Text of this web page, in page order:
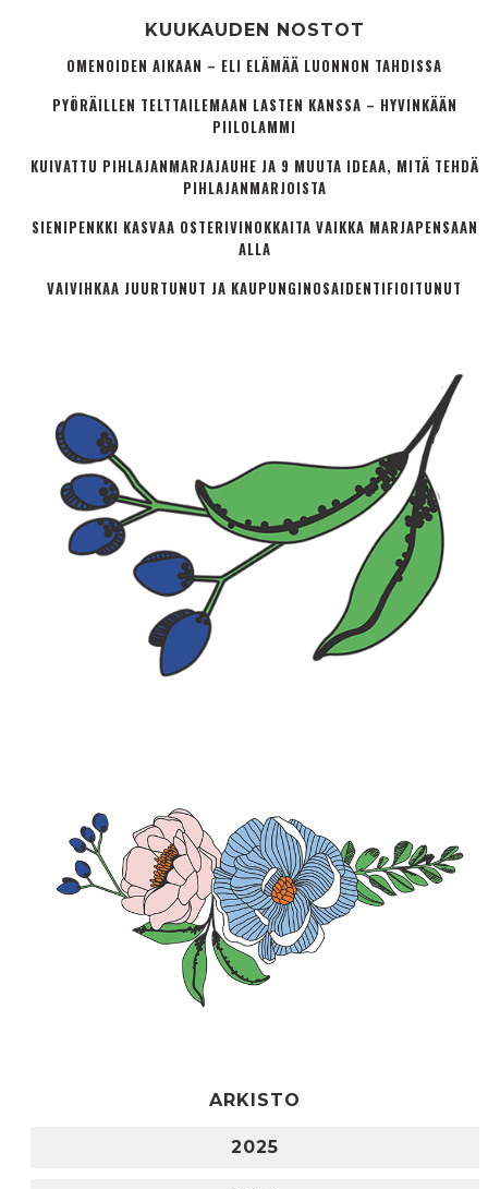
KUUKAUDEN NOSTOT
OMENOIDEN AIKAAN – ELI ELÄMÄÄ LUONNON TAHDISSA
PYÖRÄILLEN TELTTAILEMAAN LASTEN KANSSA – HYVINKÄÄN
PIILOLAMMI
KUIVATTU PIHLAJANMARJAJAUHE JA 9 MUUTA IDEAA, MITÄ TEHDÄ
PIHLAJANMARJOISTA
SIENIPENKKI KASVAA OSTERIVINOKKAITA VAIKKA MARJAPENSAAN
ALLA
VAIVIHKAA JUURTUNUT JA KAUPUNGINOSA­IDENTIFIOITUNUT
ARKISTO
2025